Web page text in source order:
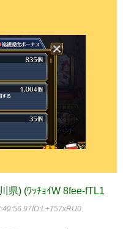
県) (ﾜｯﾁｮｲW 8fee-fTL1
ID:L+T57xRU0